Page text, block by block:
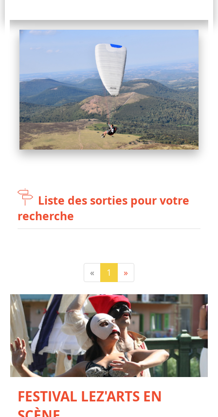
Liste des sorties pour votre
recherche
« 1 »
FESTIVAL LEZ'ARTS EN